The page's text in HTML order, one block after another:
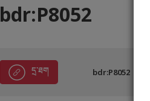
bdr:P8052
དྲ་ཐག bdr:P8052